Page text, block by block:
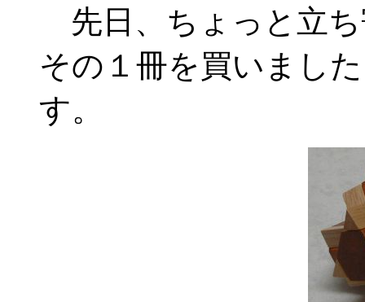
先日、ちょっと立
その１冊を買いまし
す。